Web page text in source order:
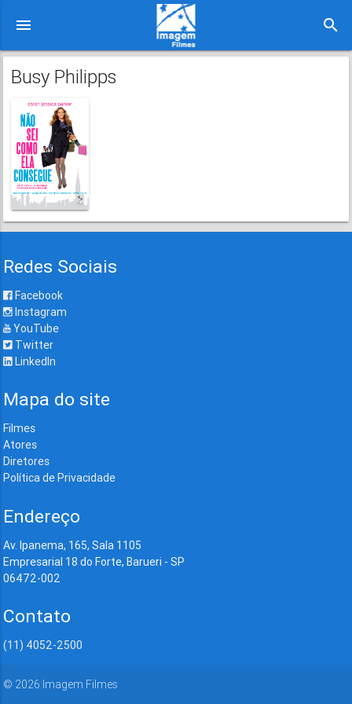
menu search
Busy Philipps
Redes Sociais
Facebook
Instagram
YouTube
Twitter
LinkedIn
Mapa do site
Filmes
Atores
Diretores
Política de Privacidade
Endereço
Av. Ipanema, 165, Sala 1105
Empresarial 18 do Forte, Barueri - SP
06472-002
Contato
(11) 4052-2500
© 2026 Imagem Filmes